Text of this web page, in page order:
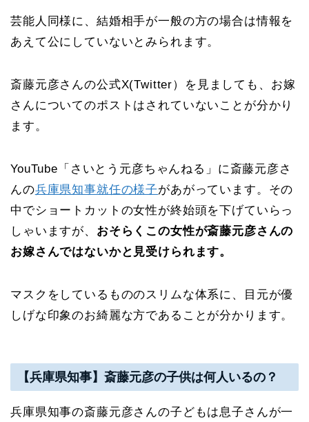
芸能人同様に、結婚相手が一般の方の場合は情報を
あえて公にしていないとみられます。
斎藤元彦さんの公式X(Twitter）を見ましても、お嫁
さんについてのポストはされていないことが分かり
ます。
YouTube「さいとう元彦ちゃんねる」に斎藤元彦さ
んの兵庫県知事就任の様子があがっています。その
中でショートカットの女性が終始頭を下げていらっ
しゃいますが、 おそらくこの女性が斎藤元彦さんの
お嫁さんではないかと見受けられます。
マスクをしているもののスリムな体系に、目元が優
しげな印象のお綺麗な方であることが分かります。
【兵庫県知事】斎藤元彦の子供は何人いるの？
兵庫県知事の斎藤元彦さんの子どもは息子さんが一